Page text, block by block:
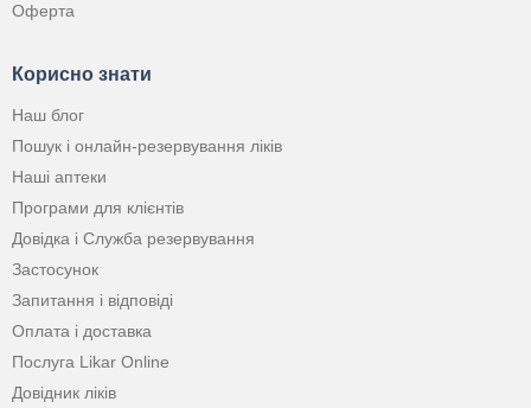
Оферта
Корисно знати
Наш блог
Пошук і онлайн-резервування ліків
Наші аптеки
Програми для клієнтів
Довідка і Служба резервування
Застосунок
Запитання і відповіді
Оплата і доставка
Послуга Likar Online
Довідник ліків